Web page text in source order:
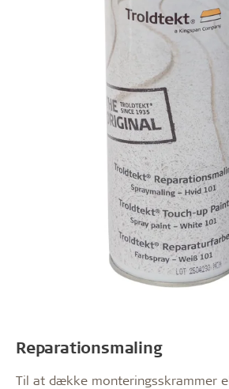
Reparationsmaling
Til at dække monteringsskrammer